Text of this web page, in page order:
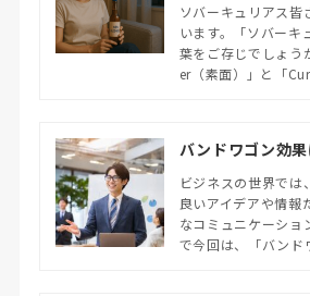
ソバーキュリアス皆
います。「ソバーキ
葉をご存じでしょう
er（素面）」と「
バンドワゴン効
ビジネスの世界では
良いアイデアや情報
なコミュニケーショ
で今回は、「バンド